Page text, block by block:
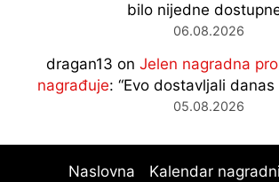
bilo nijedne
06.08.2026
dragan13 on Jelen nagradna
nagrađuje: “Evo dostavljali
05.08.2026
Naslovna
Kalendar